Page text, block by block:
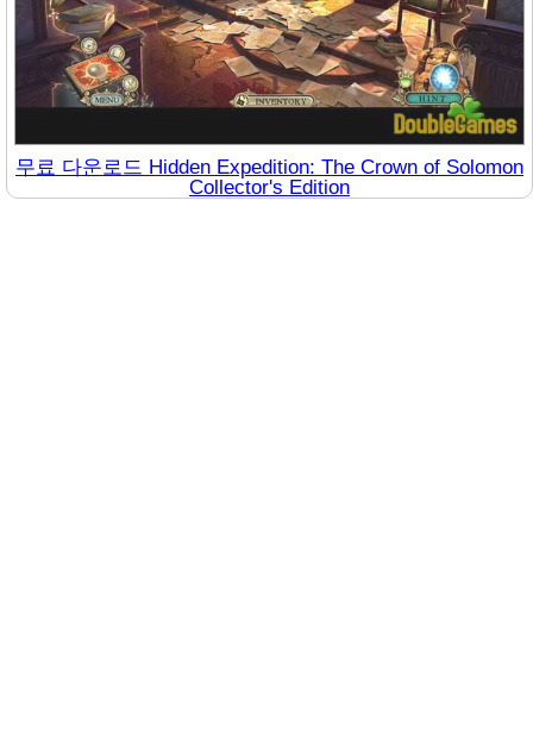
무료 다운로드 Hidden Expedition: The Crown of Solomon
Collector's Edition